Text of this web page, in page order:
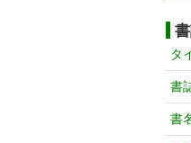
タ
書
書